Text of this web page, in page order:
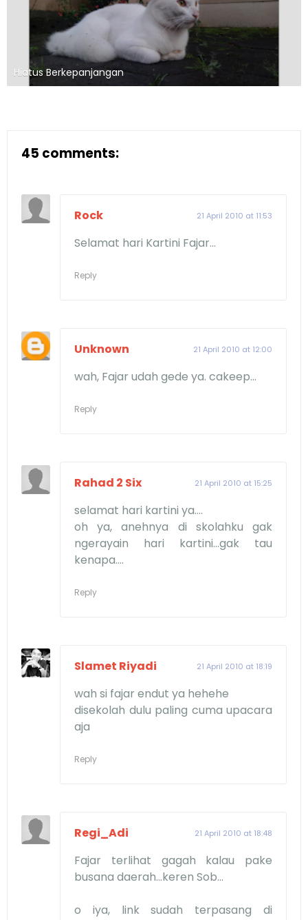
Hiatus Berkepanjangan
45 comments:
Rock 21 April 2010 at 11:53
Selamat hari Kartini Fajar...
Reply
Unknown 21 April 2010 at 12:00
wah, Fajar udah gede ya. cakeep...
Reply
Rahad 2 Six 21 April 2010 at 15:25
selamat hari kartini ya....
oh ya, anehnya di skolahku gak
ngerayain hari kartini...gak tau
kenapa....
Reply
Slamet Riyadi 21 April 2010 at 18:19
wah si fajar endut ya hehehe
disekolah dulu paling cuma upacara
aja
Reply
Regi_Adi 21 April 2010 at 18:48
Fajar terlihat gagah kalau pake
busana daerah...keren Sob...
o iya, link sudah terpasang di